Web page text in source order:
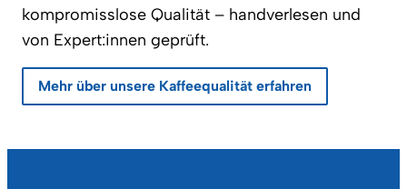
kompromisslose Qualität – handverlesen und
von Expert:innen geprüft.
Mehr über unsere Kaffeequalität erfahren